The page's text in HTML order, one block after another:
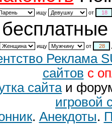
ищу от
ищу от
Реклама
сайтов с
сайтаи
игровой
. Анекдоты.